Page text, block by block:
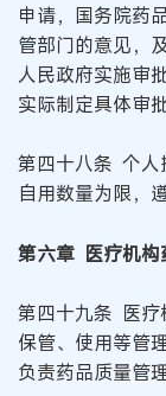
申请，国务院药
管部门的意见，
人民政府实施审
实际制定具体审
第四十八条 个人
自用数量为限，
第六章 医疗机构
第四十九条 医疗
保管、使用等管
负责药品质量管